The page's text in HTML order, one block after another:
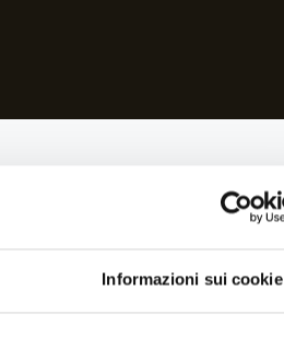
Informazioni sui cookie